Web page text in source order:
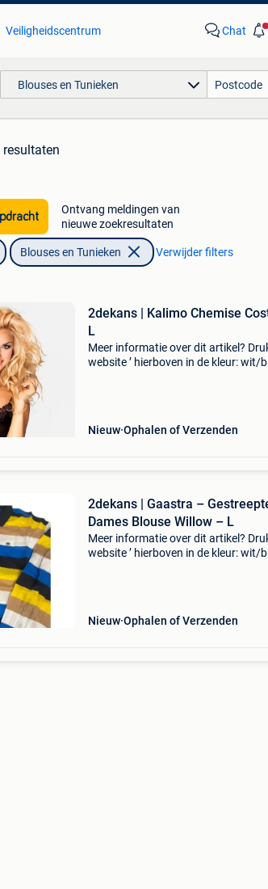
Veiligheidscentrum Chat
Blouses en Tunieken
resultaten
Ontvang meldingen van
nieuwe zoekresultaten
Blouses en Tunieken Verwijder filters
2dekans | Kalimo Chemise
L
Meer informatie over dit artikel?
website ’ hierboven in de kleur: wit/
Nieuw Ophalen of Verzenden
2dekans | Gaastra –
Dames Blouse Willow – L
Meer informatie over dit artikel?
website ’ hierboven in de kleur: wit/
Nieuw Ophalen of Verzenden